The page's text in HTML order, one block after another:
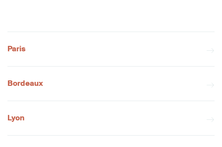
Paris
Bordeaux
Lyon